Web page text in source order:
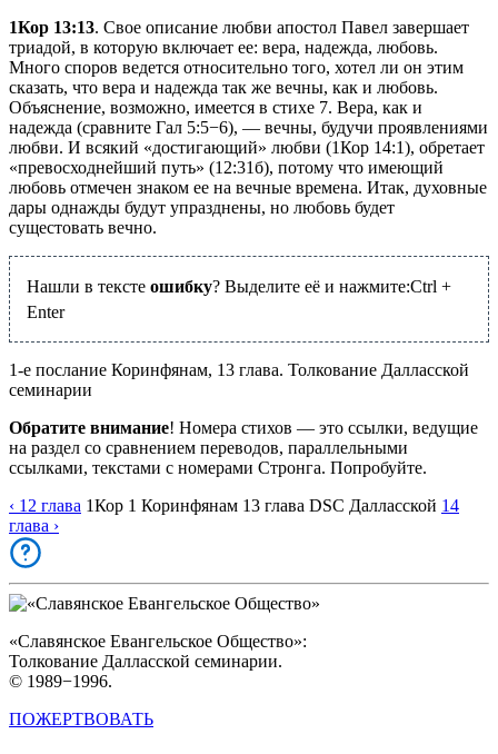
1Кор 13:13. Свое описание любви апостол Павел завершает
триадой, в которую включает ее: вера, надежда, любовь.
Много споров ведется относительно того, хотел ли он этим
сказать, что вера и надежда так же вечны, как и любовь.
Объяснение, возможно, имеется в стихе 7. Вера, как и
надежда (сравните Гал 5:5−6), — вечны, будучи проявлениями
любви. И всякий «достигающий» любви (1Кор 14:1), обретает
«превосходнейший путь» (12:31б), потому что имеющий
любовь отмечен знаком ее на вечные времена. Итак, духовные
дары однажды будут упразднены, но любовь будет
сущестовать вечно.
Нашли в тексте ошибку? Выделите её и нажмите:Ctrl +
Enter
1-е послание Коринфянам, 13 глава. Толкование Далласской
семинарии
Обратите внимание! Номера стихов — это ссылки, ведущие
на раздел со сравнением переводов, параллельными
ссылками, текстами с номерами Стронга. Попробуйте.
‹ 12 глава 1Кор 1 Коринфянам 13 глава DSC Далласской 14
глава ›
«Славянское Евангельское Общество»:
Толкование Далласской семинарии.
© 1989−1996.
ПОЖЕРТВОВАТЬ